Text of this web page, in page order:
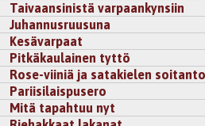
Taivaansinistä varpaankynsiin
Juhannusruusuna
Kesävarpaat
Pitkäkaulainen tyttö
Rose-viiniä ja satakielen
Pariisilaispusero
Mitä tapahtuu nyt